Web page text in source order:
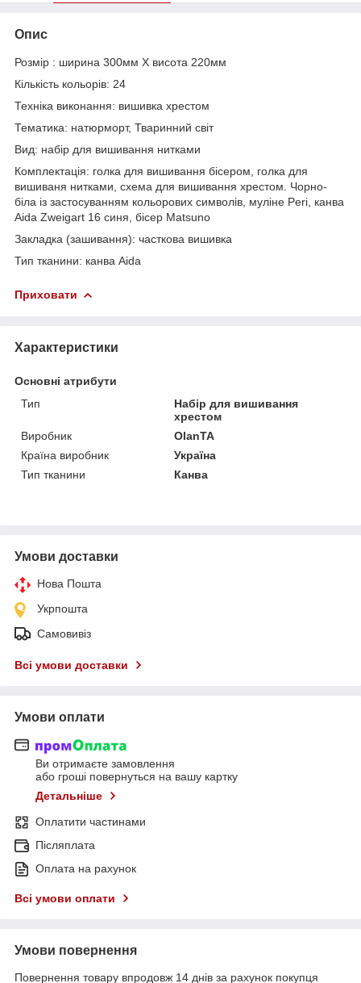
Опис
Розмір : ширина 300мм Х висота 220мм
Кількість кольорів: 24
Техніка виконання: вишивка хрестом
Тематика: натюрморт, Тваринний світ
Вид: набір для вишивання нитками
Комплектація: голка для вишивання бісером, голка для
вишиваня нитками, схема для вишивання хрестом. Чорно-
біла із застосуванням кольорових символів, муліне Peri, канва
Aida Zweigart 16 синя, бісер Matsuno
Закладка (зашивання): часткова вишивка
Тип тканини: канва Aida
Приховати
Характеристики
Основні атрибути
Тип
Набір для вишивання
хрестом
Виробник
OlanTA
Країна виробник
Україна
Тип тканини
Канва
Умови доставки
Нова Пошта
Укрпошта
Самовивіз
Всі умови доставки
Умови оплати
Ви отримаєте замовлення
або гроші повернуться на вашу картку
Детальніше
Оплатити частинами
Післяплата
Оплата на рахунок
Всі умови оплати
Умови повернення
Повернення товару впродовж 14 днів за рахунок покупця